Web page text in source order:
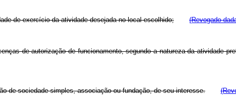
de exercício da atividade desejada no local escolhido;
(Revogado
de autorização de funcionamento, segundo a natureza da atividade
de sociedade simples, associação ou fundação, de seu interesse.